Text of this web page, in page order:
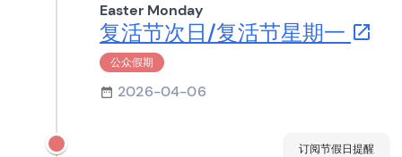
Easter Monday
复活节次日/复活节星期一
公众假期
2026-04-06
订阅节假日提醒